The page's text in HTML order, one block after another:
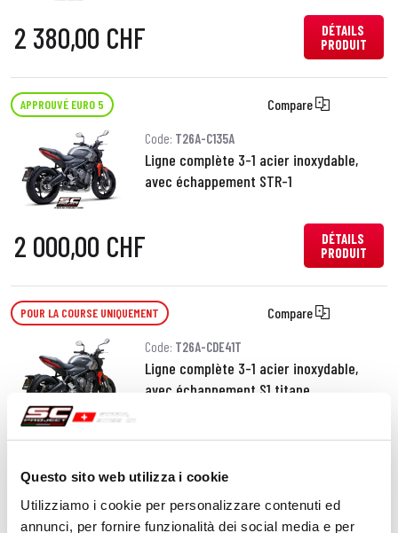
Questo sito web utilizza i cookie
Utilizziamo i cookie per personalizzare contenuti ed
annunci, per fornire funzionalità dei social media e per
2 380,00 CHF
DÉTAILS
PRODUIT
APPROUVÉ EURO 5 Compare
Code: T26A-C135A
Ligne complète 3-1 acier inoxydable,
avec échappement STR-1
2 000,00 CHF
DÉTAILS
PRODUIT
POUR LA COURSE UNIQUEMENT Compare
Code: T26A-CDE41T
Ligne complète 3-1 acier inoxydable,
avec échappement S1 titane
POUR LA COURSE UNIQUEMENT Compare